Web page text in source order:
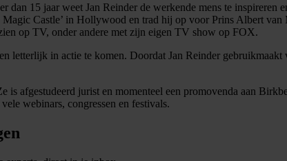
dan 15 jaar weet Jan Reinder de werkende mens te
Magic Castle’ in Hollywood en trad hij op voor Prins Albert
op TV, onder andere met zijn eigen TV show op FOX.
letterlijk in actie te komen. Doordat Jan Reinder
is afgestudeerd jurist en momenteel een promovenda aan
webinars, congressen en festivals.